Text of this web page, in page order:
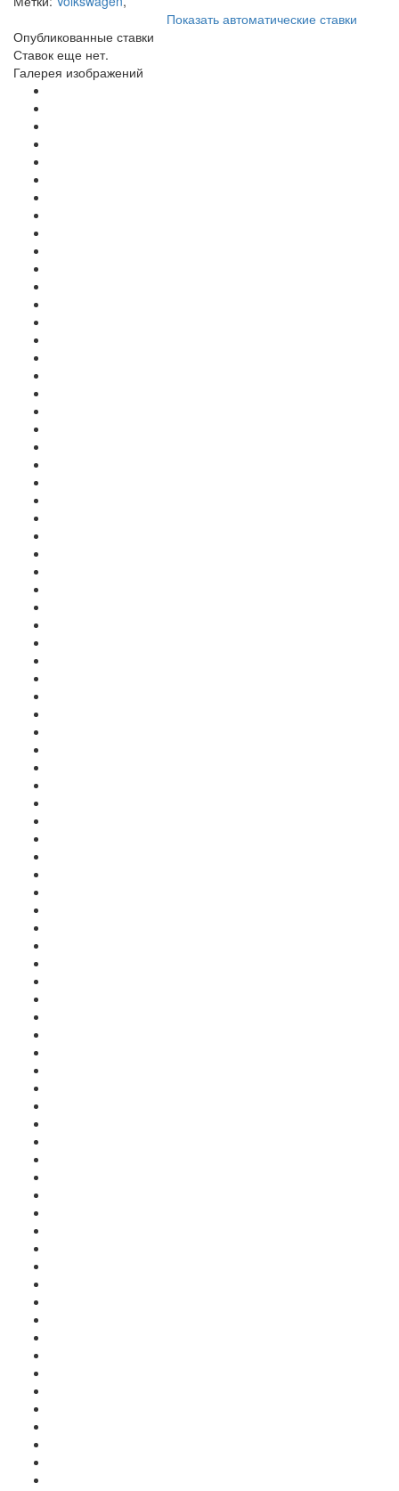
Показать автоматические ставки
Опубликованные ставки
Ставок еще нет.
Галерея изображений